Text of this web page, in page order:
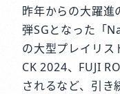
昨年からの大躍進
弾SGとなった「
の大型プレイリス
CK 2024、FUJI
されるなど、引